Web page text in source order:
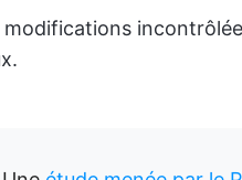
modifications